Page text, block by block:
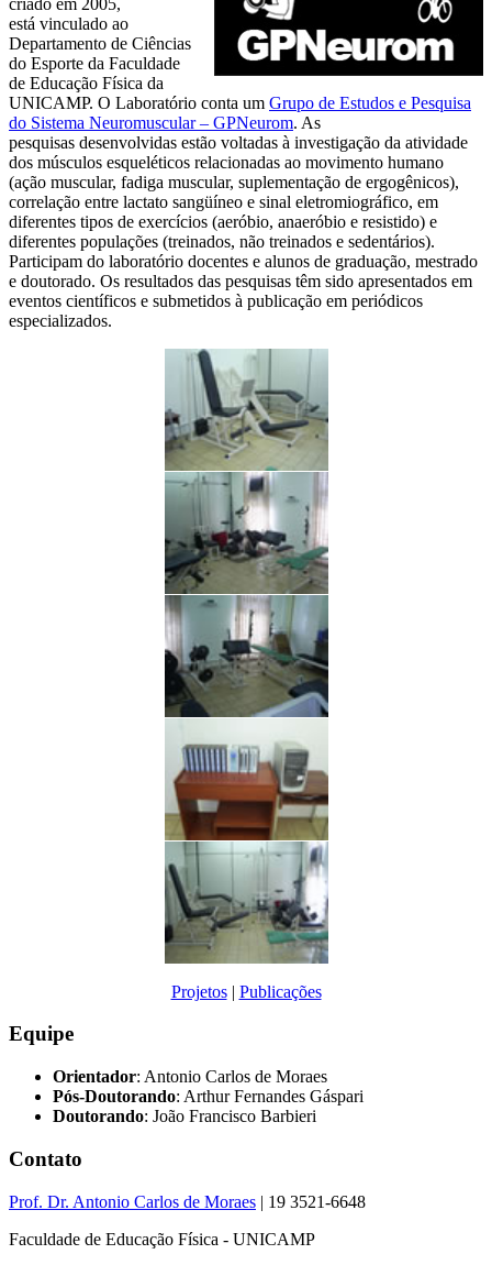
está vinculado ao
Departamento de Ciências
do Esporte da Faculdade
de Educação Física da
UNICAMP. O Laboratório conta um Grupo de Estudos e Pesquisa
do Sistema Neuromuscular – GPNeurom. As
pesquisas desenvolvidas estão voltadas à investigação da atividade
dos músculos esqueléticos relacionadas ao movimento humano
(ação muscular, fadiga muscular, suplementação de ergogênicos),
correlação entre lactato sangüíneo e sinal eletromiográfico, em
diferentes tipos de exercícios (aeróbio, anaeróbio e resistido) e
diferentes populações (treinados, não treinados e sedentários).
Participam do laboratório docentes e alunos de graduação, mestrado
e doutorado. Os resultados das pesquisas têm sido apresentados em
eventos científicos e submetidos à publicação em periódicos
especializados.
Projetos| Publicações
Equipe
Orientador: Antonio Carlos de Moraes
Pós-Doutorando: Arthur Fernandes Gáspari
Doutorando: João Francisco Barbieri
Contato
Prof. Dr. Antonio Carlos de Moraes | 19 3521-6648
Faculdade de Educação Física - UNICAMP